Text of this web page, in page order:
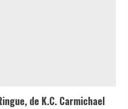
de K.C. Carmichael